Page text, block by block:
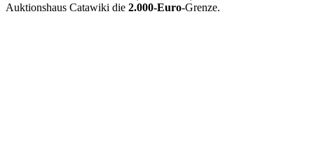
Auktionshaus Catawiki die 2.000-Euro-Grenze.